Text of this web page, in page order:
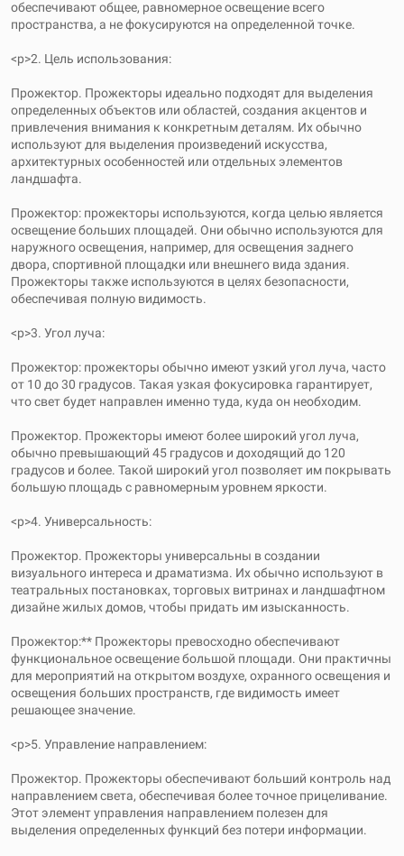
обеспечивают общее, равномерное освещение всего
пространства, а не фокусируются на определенной точке.
<р>2. Цель использования:
Прожектор. Прожекторы идеально подходят для выделения
определенных объектов или областей, создания акцентов и
привлечения внимания к конкретным деталям. Их обычно
используют для выделения произведений искусства,
архитектурных особенностей или отдельных элементов
ландшафта.
Прожектор: прожекторы используются, когда целью является
освещение больших площадей. Они обычно используются для
наружного освещения, например, для освещения заднего
двора, спортивной площадки или внешнего вида здания.
Прожекторы также используются в целях безопасности,
обеспечивая полную видимость.
<р>3. Угол луча:
Прожектор: прожекторы обычно имеют узкий угол луча, часто
от 10 до 30 градусов. Такая узкая фокусировка гарантирует,
что свет будет направлен именно туда, куда он необходим.
Прожектор. Прожекторы имеют более широкий угол луча,
обычно превышающий 45 градусов и доходящий до 120
градусов и более. Такой широкий угол позволяет им покрывать
большую площадь с равномерным уровнем яркости.
<р>4. Универсальность:
Прожектор. Прожекторы универсальны в создании
визуального интереса и драматизма. Их обычно используют в
театральных постановках, торговых витринах и ландшафтном
дизайне жилых домов, чтобы придать им изысканность.
Прожектор:** Прожекторы превосходно обеспечивают
функциональное освещение большой площади. Они практичны
для мероприятий на открытом воздухе, охранного освещения и
освещения больших пространств, где видимость имеет
решающее значение.
<р>5. Управление направлением:
Прожектор. Прожекторы обеспечивают больший контроль над
направлением света, обеспечивая более точное прицеливание.
Этот элемент управления направлением полезен для
выделения определенных функций без потери информации.